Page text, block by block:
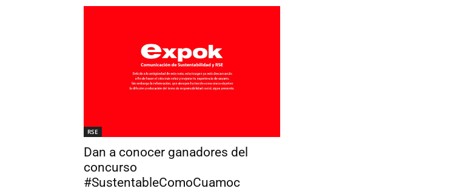
RSE
Dan a conocer ganadores del
concurso
#SustentableComoCuamoc